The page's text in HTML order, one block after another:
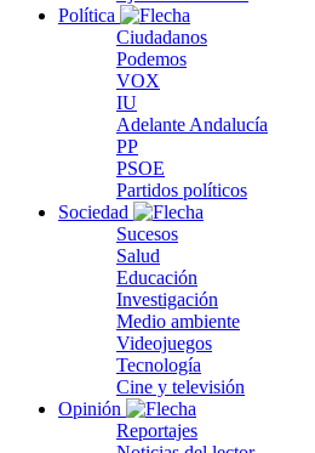
Política
Ciudadanos
Podemos
VOX
IU
Adelante Andalucía
PP
PSOE
Partidos políticos
Sociedad
Sucesos
Salud
Educación
Investigación
Medio ambiente
Videojuegos
Tecnología
Cine y televisión
Opinión
Reportajes